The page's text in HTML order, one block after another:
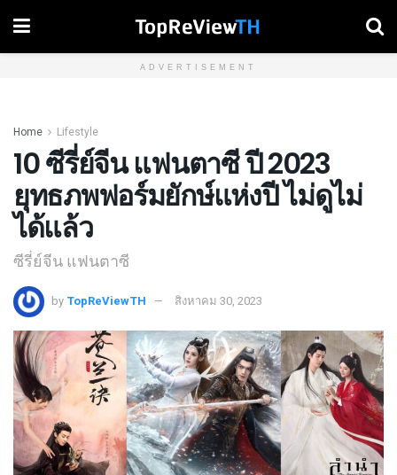
ADVERTISEMENT
Home Lifestyle
10 ซีรี่ย์จีน แฟนตาซี ปี 2023
ยุทธภพฟอร์มยักษ์แห่งปี ไม่ดูไม่
ได้แล้ว
ซีรี่ย์จีน แฟนตาซี
by TopReViewTH สิงหาคม 30, 2023